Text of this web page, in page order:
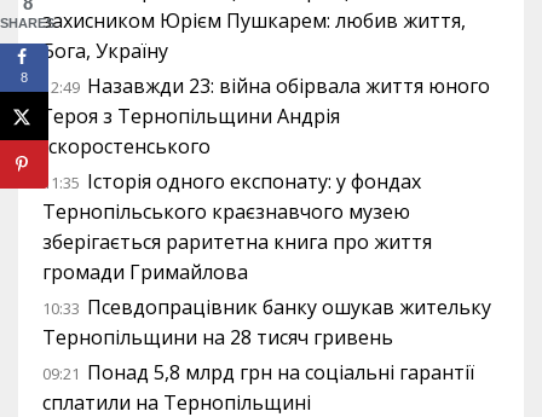
захисником Юрієм Пушкарем: любив життя,
Бога, Україну
12:49 Назавжди 23: війна обірвала життя юного
Героя з Тернопільщини Андрія
Іскоростенського
11:35 Історія одного експонату: у фондах
Тернопільського краєзнавчого музею
зберігається раритетна книга про життя
громади Гримайлова
10:33 Псевдопрацівник банку ошукав жительку
Тернопільщини на 28 тисяч гривень
09:21 Понад 5,8 млрд грн на соціальні гарантії
сплатили на Тернопільщині
SHARES
8